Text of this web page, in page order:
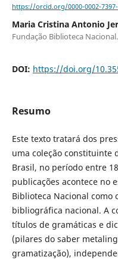
https://orcid.org/0000-0002-
Maria Cristina Antonio
Fundação Biblioteca
DOI: https://doi.org/
Resumo
Este texto tratará dos
uma coleção constituinte
Brasil, no período entre
publicações acontece no
Biblioteca Nacional como
bibliográfica nacional. A
títulos de gramáticas e
(pilares do saber
gramatização),